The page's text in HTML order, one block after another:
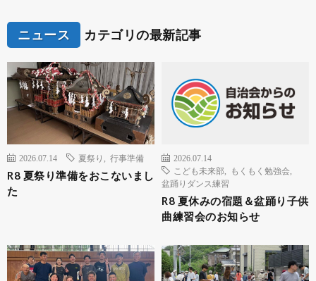
ニュース カテゴリの最新記事
2026.07.14 夏祭り 行事準備
R8 夏祭り準備をおこないまし
た
2026.07.14
こども未来部
もくもく勉強会
盆踊りダンス練習
R8 夏休みの宿題＆盆踊り子供
曲練習会のお知らせ